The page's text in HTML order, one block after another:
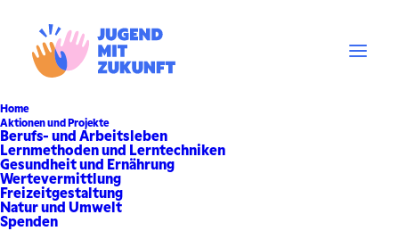
Home
Aktionen und Projekte
Berufs- und Arbeitsleben
Lernmethoden und Lerntechniken
Gesundheit und Ernährung
Wertevermittlung
Freizeitgestaltung
Natur und Umwelt
Spenden